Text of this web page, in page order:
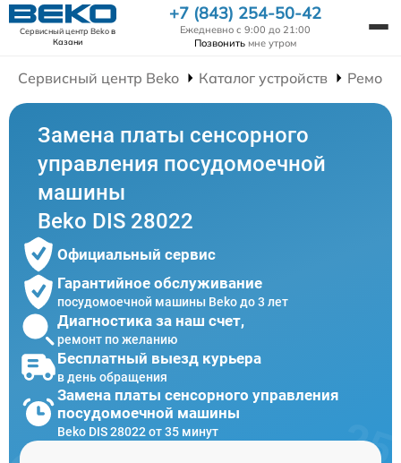
Сервисный центр Bekoв
Казани
+7 (843) 254-50-42
Ежедневно с 9:00 до 21:00
Позвонить мне утром
Сервисный центр Beko Каталог устройств
Замена платы сенсорного
управления посудомоечной
машины
Beko DIS 28022
Официальный сервис
Гарантийное обслуживание
посудомоечной машины Beko до 3 лет
Диагностика за наш счет,
ремонт по желанию
Бесплатный выезд курьера
в день обращения
Замена платы сенсорного управления
посудомоечной машины
Beko DIS 28022 от 35 минут